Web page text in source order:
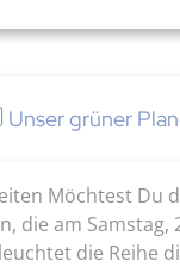
Unser grüner
Möchtest
die am
die Reihe